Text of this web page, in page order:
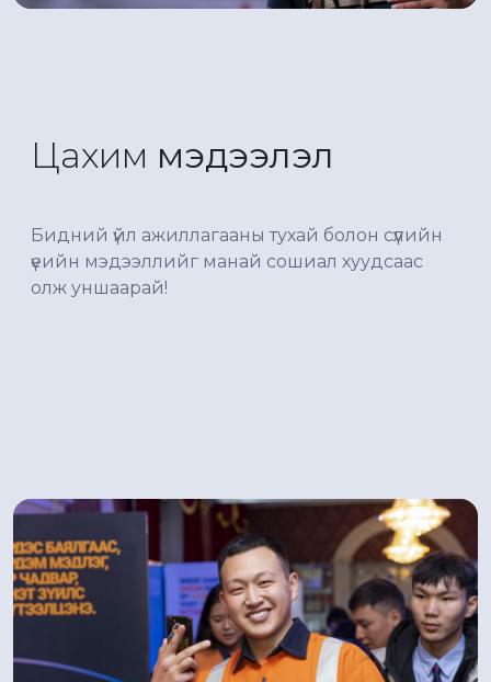
Цахим мэдээлэл
Бидний үйл ажиллагааны тухай болон сүүлийн
үеийн мэдээллийг манай сошиал хуудсаас
олж уншаарай!